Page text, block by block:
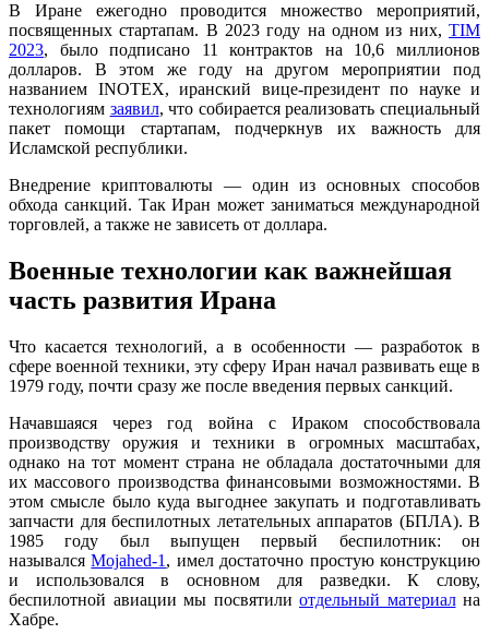
В Иране ежегодно проводится множество мероприятий,
посвященных стартапам. В 2023 году на одном из них, TIM
2023, было подписано 11 контрактов на 10,6 миллионов
долларов. В этом же году на другом мероприятии под
названием INOTEX, иранский вице-президент по науке и
технологиям заявил, что собирается реализовать специальный
пакет помощи стартапам, подчеркнув их важность для
Исламской республики.
Внедрение криптовалюты — один из основных способов
обхода санкций. Так Иран может заниматься международной
торговлей, а также не зависеть от доллара.
Военные технологии как важнейшая
часть развития Ирана
Что касается технологий, а в особенности — разработок в
сфере военной техники, эту сферу Иран начал развивать еще в
1979 году, почти сразу же после введения первых санкций.
Начавшаяся через год война с Ираком способствовала
производству оружия и техники в огромных масштабах,
однако на тот момент страна не обладала достаточными для
их массового производства финансовыми возможностями. В
этом смысле было куда выгоднее закупать и подготавливать
запчасти для беспилотных летательных аппаратов (БПЛА). В
1985 году был выпущен первый беспилотник: он
называлсяMojahed-1 , имел достаточно простую конструкцию
и использовался в основном для разведки. К слову,
беспилотной авиации мы посвятили отдельный материална
Хабре.